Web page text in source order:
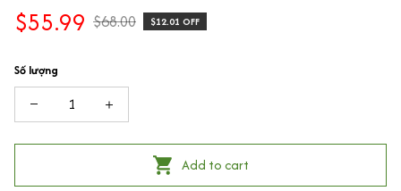
$55.99 $68.00 $12.01 OFF
Số lượng
Add to cart